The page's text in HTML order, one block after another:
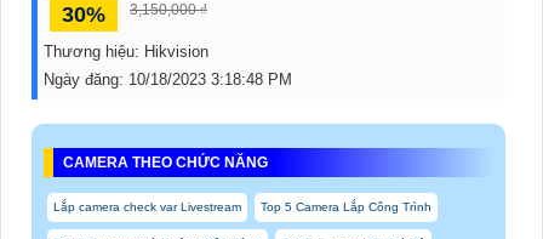
30% 3,150,000 ₫
Thương hiệu: Hikvision
Ngày đăng: 10/18/2023 3:18:48 PM
CAMERA THEO CHỨC NĂNG
Lắp camera check var Livestream Top 5 Camera Lắp Công Trình